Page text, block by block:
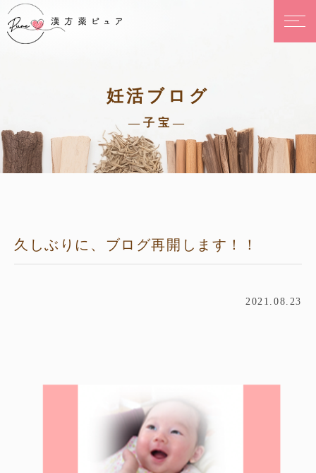
妊活ブログ
—子宝—
久しぶりに、ブログ再開します！！
2021.08.23